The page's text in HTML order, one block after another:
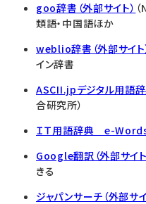
goo辞書（外部サイト）
類語・中国語ほか
weblio辞書（外部サイト
イン辞書
ASCII.jpデジタル用語辞
合研究所）
ＩＴ用語辞典 e-Words
Google翻訳（外部サイト
きる
ジャパンサーチ（外部サイ